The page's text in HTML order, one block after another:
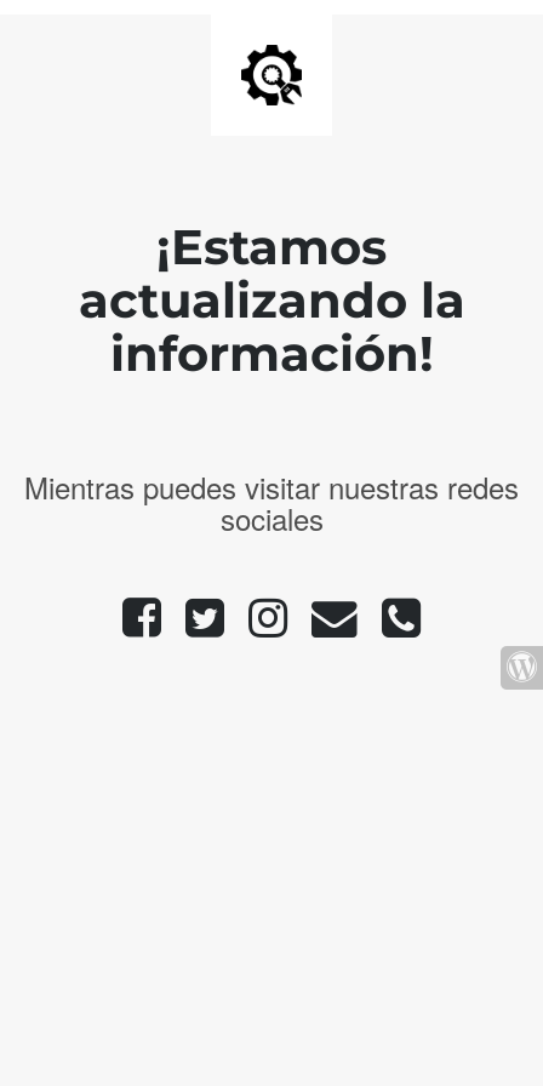
¡Estamos
actualizando la
información!
Mientras puedes visitar nuestras redes
sociales